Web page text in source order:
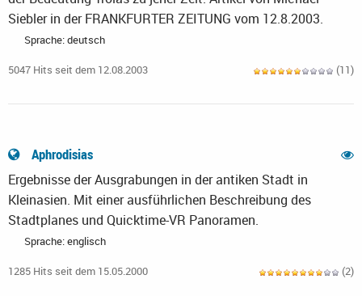
Siebler in der FRANKFURTER ZEITUNG vom 12.8.2003.
Sprache: deutsch
5047 Hits seit dem 12.08.2003 (11)
Aphrodisias
Ergebnisse der Ausgrabungen in der antiken Stadt in
Kleinasien. Mit einer ausführlichen Beschreibung des
Stadtplanes und Quicktime-VR Panoramen.
Sprache: englisch
1285 Hits seit dem 15.05.2000 (2)